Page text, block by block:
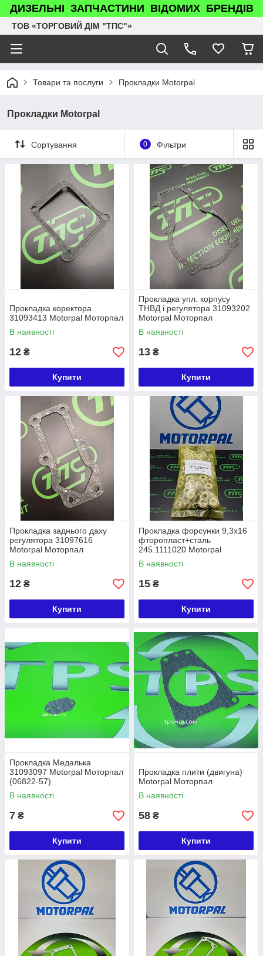
ДИЗЕЛЬНІ ЗАПЧАСТИНИ ВІДОМИХ БРЕНДІВ
ТОВ «ТОРГОВИЙ ДІМ "ТПС"»
Товари та послуги Прокладки Motorpal
Прокладки Motorpal
Сортування 0 Фільтри
Прокладка коректора
31093413 Motorpal Моторпал
В наявності
12 ₴
Купити
Прокладка упл. корпусу
ТНВД і регулятора 31093202
Motorpal Моторпал
В наявності
13 ₴
Купити
Прокладка заднього даху
регулятора 31097616
Motorpal Моторпал
В наявності
12 ₴
Купити
Прокладка форсунки 9,3х16
фторопласт+сталь
245.1111020 Motorpal
Моторпал
В наявності
15 ₴
Купити
Прокладка Медалька
31093097 Motorpal Моторпал
(06822-57)
В наявності
7 ₴
Купити
Прокладка плити (двигуна)
Motorpal Моторпал
В наявності
58 ₴
Купити